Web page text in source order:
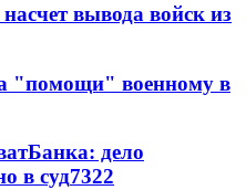
вывода войск из
"помощи" военному в
дело
в суд7322